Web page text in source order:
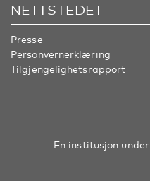
NETTSTEDET
Presse
Personvernerklæring
Tilgjengelighetsrapport
En institusjon under